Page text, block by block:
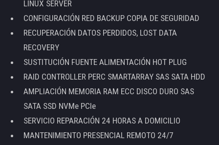
LINUX SERVER
CONFIGURACIÓN RED BACKUP COPIA DE SEGURIDAD
RECUPERACIÓN DATOS PERDIDOS, LOST DATA
RECOVERY
SUSTITUCIÓN FUENTE ALIMENTACIÓN HOT PLUG
RAID CONTROLLER PERC SMARTARRAY SAS SATA HDD
AMPLIACIÓN MEMORIA RAM ECC DISCO DURO SAS
SATA SSD NVMe PCIe
SERVICIO REPARACIÓN 24 HORAS A DOMICILIO
MANTENIMIENTO PRESENCIAL REMOTO 24/7